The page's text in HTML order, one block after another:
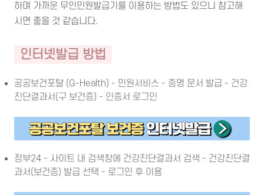
하며 가까운 무인민원발급기를 이용하는 방법도 있으니 참고해
시면 좋을 것 같습니다.
인터넷발급 방법
공공보건포탈 (G-Health) - 민원서비스 - 증명 문서 발급 - 건강
진단결과서(구 보건증) - 인증서 로그인
정부24 - 사이트 내 검색창에 건강진단결과서 검색 - 건강진단결
과서(보건증) 발급 선택 - 로그인 후 이용